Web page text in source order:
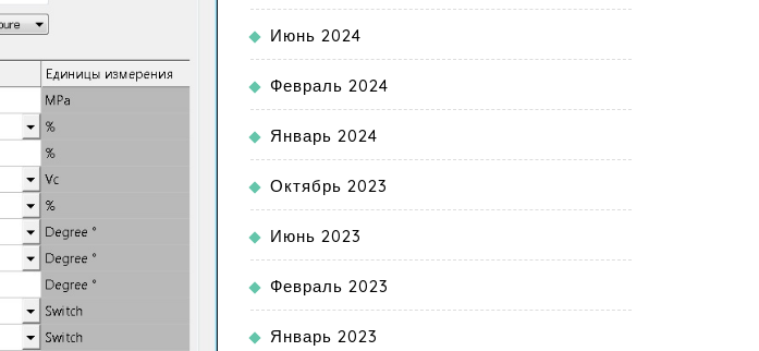
Июнь 2024
Февраль 2024
Январь 2024
Октябрь 2023
Июнь 2023
Февраль 2023
Январь 2023